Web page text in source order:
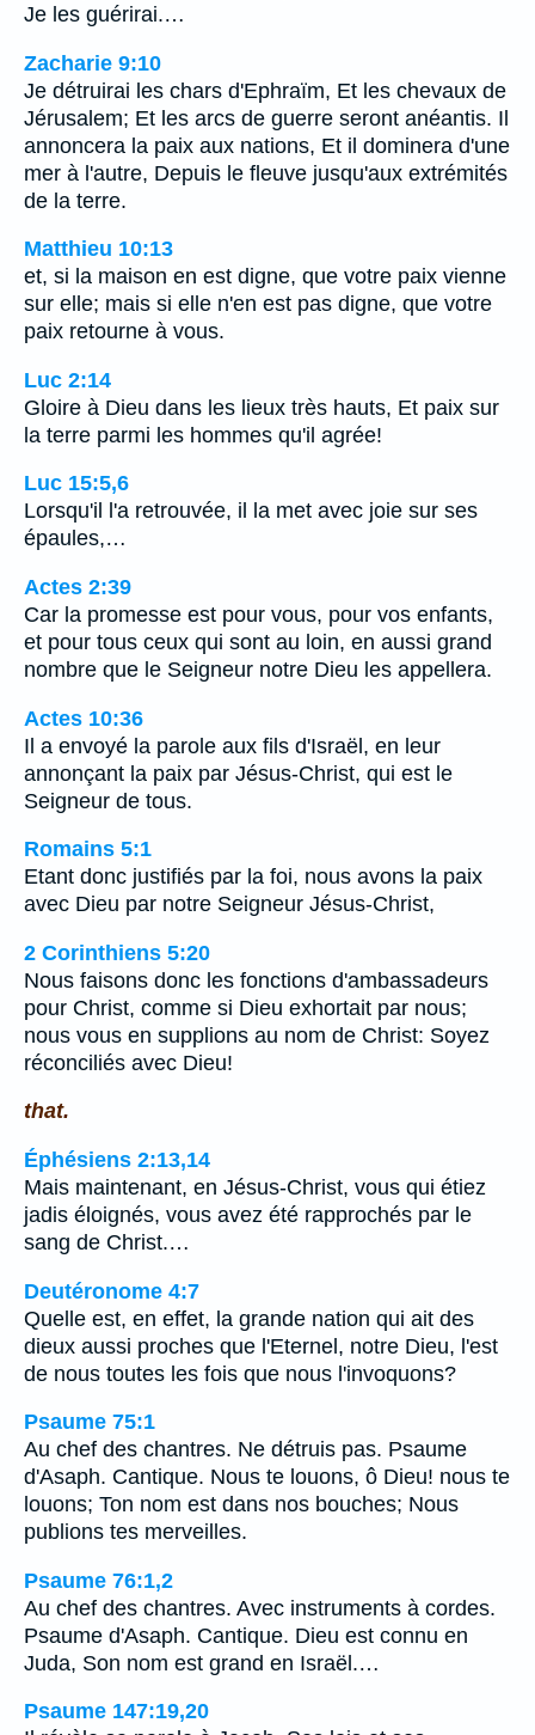
Je les guérirai.…
Zacharie 9:10
Je détruirai les chars d'Ephraïm, Et les chevaux de
Jérusalem; Et les arcs de guerre seront anéantis. Il
annoncera la paix aux nations, Et il dominera d'une
mer à l'autre, Depuis le fleuve jusqu'aux extrémités
de la terre.
Matthieu 10:13
et, si la maison en est digne, que votre paix vienne
sur elle; mais si elle n'en est pas digne, que votre
paix retourne à vous.
Luc 2:14
Gloire à Dieu dans les lieux très hauts, Et paix sur
la terre parmi les hommes qu'il agrée!
Luc 15:5,6
Lorsqu'il l'a retrouvée, il la met avec joie sur ses
épaules,…
Actes 2:39
Car la promesse est pour vous, pour vos enfants,
et pour tous ceux qui sont au loin, en aussi grand
nombre que le Seigneur notre Dieu les appellera.
Actes 10:36
Il a envoyé la parole aux fils d'Israël, en leur
annonçant la paix par Jésus-Christ, qui est le
Seigneur de tous.
Romains 5:1
Etant donc justifiés par la foi, nous avons la paix
avec Dieu par notre Seigneur Jésus-Christ,
2 Corinthiens 5:20
Nous faisons donc les fonctions d'ambassadeurs
pour Christ, comme si Dieu exhortait par nous;
nous vous en supplions au nom de Christ: Soyez
réconciliés avec Dieu!
that.
Éphésiens 2:13,14
Mais maintenant, en Jésus-Christ, vous qui étiez
jadis éloignés, vous avez été rapprochés par le
sang de Christ.…
Deutéronome 4:7
Quelle est, en effet, la grande nation qui ait des
dieux aussi proches que l'Eternel, notre Dieu, l'est
de nous toutes les fois que nous l'invoquons?
Psaume 75:1
Au chef des chantres. Ne détruis pas. Psaume
d'Asaph. Cantique. Nous te louons, ô Dieu! nous te
louons; Ton nom est dans nos bouches; Nous
publions tes merveilles.
Psaume 76:1,2
Au chef des chantres. Avec instruments à cordes.
Psaume d'Asaph. Cantique. Dieu est connu en
Juda, Son nom est grand en Israël.…
Psaume 147:19,20